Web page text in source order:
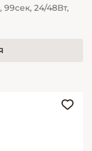
24/48Вт,